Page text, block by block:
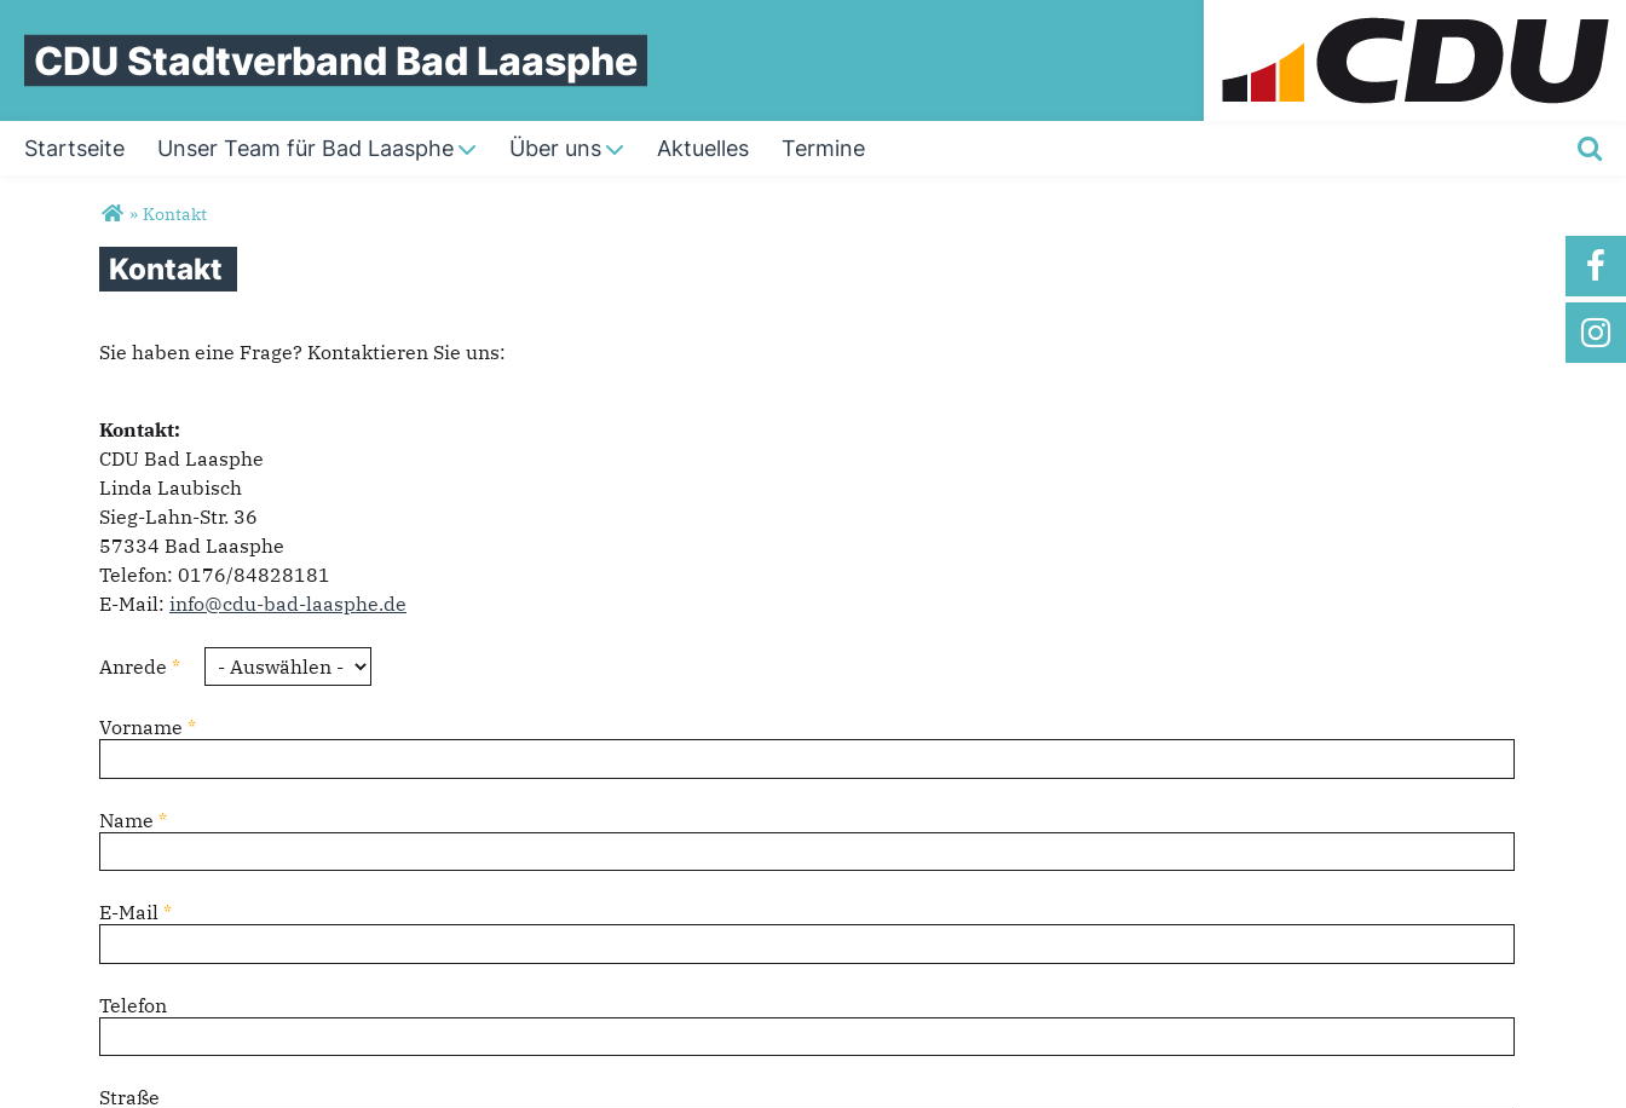
CDU Stadtverband Bad Laasphe
Startseite Unser Team für Bad Laasphe Über uns Aktuelles Termine
Sie sind hier
» Kontakt
Kontakt
Sie haben eine Frage? Kontaktieren Sie uns:
Kontakt:
CDU Bad Laasphe
Linda Laubisch
Sieg-Lahn-Str. 36
57334 Bad Laasphe
Telefon: 0176/84828181
E-Mail: info@cdu-bad-laasphe.de
Anrede *
Vorname *
Name *
E-Mail *
Telefon
Straße